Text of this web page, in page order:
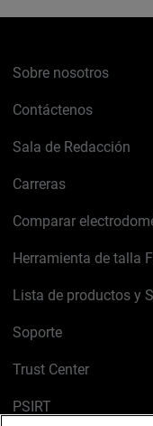
Sobre nosotros
Contáctenos
Sala de Redacción
Carreras
Comparar
Herramienta de talla
Lista de productos y
Soporte
Trust Center
PSIRT